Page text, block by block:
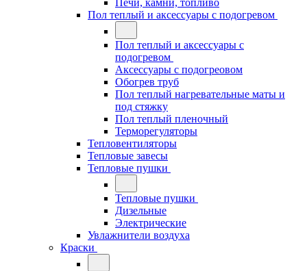
Печи, камни, топливо
Пол теплый и аксессуары с подогревом
Пол теплый и аксессуары с
подогревом
Аксессуары с подогреовом
Обогрев труб
Пол теплый нагревательные маты и
под стяжку
Пол теплый пленочный
Терморегуляторы
Тепловентиляторы
Тепловые завесы
Тепловые пушки
Тепловые пушки
Дизельные
Электрические
Увлажнители воздуха
Краски